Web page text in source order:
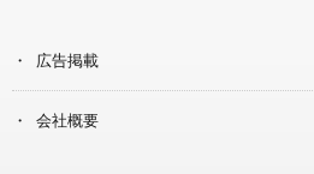
広告掲載
会社概要